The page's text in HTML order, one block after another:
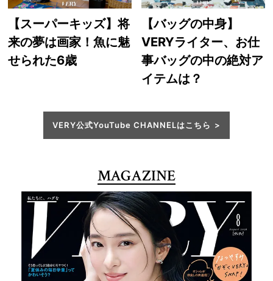
【スーパーキッズ】将
来の夢は画家！魚に魅
せられた6歳
【バッグの中身】
VERYライター、お仕
事バッグの中の絶対ア
イテムは？
VERY公式YouTube CHANNELはこちら
MAGAZINE